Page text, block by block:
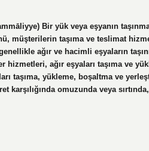
müşterilerin taşıma ve teslimat
ağır ve hacimli eşyaların
hizmetleri, ağır eşyaları taşıma ve
taşıma, yükleme, boşaltma ve
karşılığında omuzunda veya